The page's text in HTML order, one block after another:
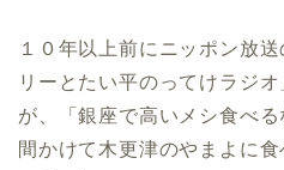
１０年以上前にニッポン放
リーとたい平のってけラジ
が、「銀座で高いメシ食べ
間かけて木更津のやまよに